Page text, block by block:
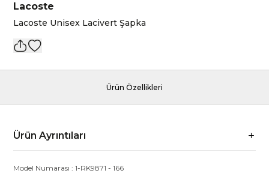
Lacoste
Lacoste Unisex Lacivert Şapka
Ürün Özellikleri
Ürün Ayrıntıları
Model Numarası :1-RK9871 -166